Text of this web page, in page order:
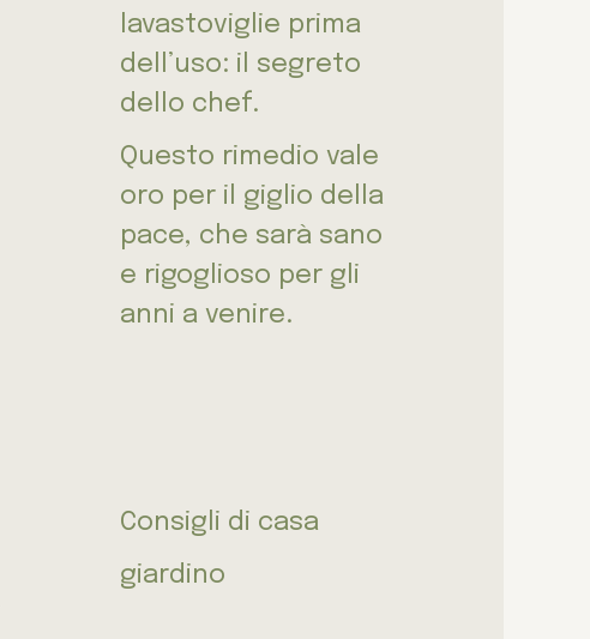
lavastoviglie prima
dell’uso: il segreto
dello chef.
Questo rimedio vale
oro per il giglio della
pace, che sarà sano
e rigoglioso per gli
anni a venire.
Consigli di casa
giardino